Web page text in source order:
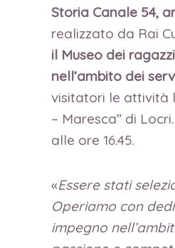
Storia Canale 54,
realizzato da Rai
il Museo dei
nell’ambito dei
visitatori le attività
– Maresca” di
alle ore 16.45.
«Essere stati
Operiamo con
impegno